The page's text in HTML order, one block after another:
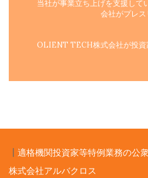
当社が事業立ち上げを支援し
会社がプレ
OLIENT TECH株式会社が投資
適格機関投資家等特例業務の公
株式会社アルバクロス